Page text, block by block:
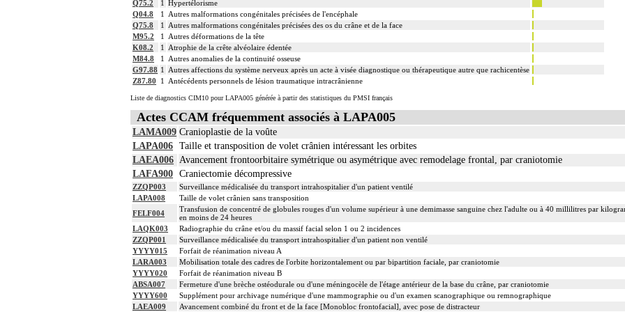
Q75.2 1 Hypertélorisme
Q04.8
1
Autres malformations congénitales précisées de l'encéphale
Q75.8
1
Autres malformations congénitales précisées des os du crâne et de la face
M95.2
1
Autres déformations de la tête
K08.2
1
Atrophie de la crête alvéolaire édentée
M84.8
1
Autres anomalies de la continuité osseuse
G97.88 1
Autres affections du système nerveux après un acte à visée diagnostique ou thérapeutique autre que rachicentèse
Z87.80
1 Antécédents personnels de lésion traumatique intracrânienne
Liste de diagnostics CIM10 pour LAPA005 générée à partir des statistiques du PMSI français
Actes CCAM fréquemment associés à LAPA005
LAMA009 Cranioplastie de la voûte
LAPA006 Taille et transposition de volet crânien intéressant les orbites
LAEA006 Avancement frontoorbitaire symétrique ou asymétrique avec remodelage frontal, par craniotomie
LAFA900 Craniectomie décompressive
ZZQP003
Surveillance médicalisée du transport intrahospitalier d'un patient ventilé
LAPA008
Taille de volet crânien sans transposition
FELF004
Transfusion de concentré de globules rouges d'un volume supérieur à une demimasse sanguine chez l'adulte ou à 40 millilitres par
en moins de 24 heures
LAQK003
Radiographie du crâne et/ou du massif facial selon 1 ou 2 incidences
ZZQP001
Surveillance médicalisée du transport intrahospitalier d'un patient non ventilé
YYYY015
Forfait de réanimation niveau A
LARA003
Mobilisation totale des cadres de l'orbite horizontalement ou par bipartition faciale, par craniotomie
YYYY020
Forfait de réanimation niveau B
ABSA007
Fermeture d'une brèche ostéodurale ou d'une méningocèle de l'étage antérieur de la base du crâne, par craniotomie
YYYY600
Supplément pour archivage numérique d'une mammographie ou d'un examen scanographique ou remnographique
LAEA009
Avancement combiné du front et de la face [Monobloc frontofacial], avec pose de distracteur